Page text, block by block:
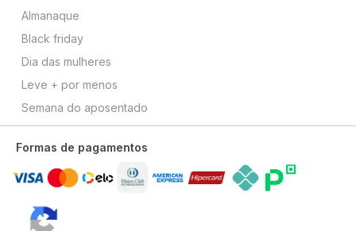
Almanaque
Black friday
Dia das mulheres
Leve + por menos
Semana do aposentado
Formas de pagamentos